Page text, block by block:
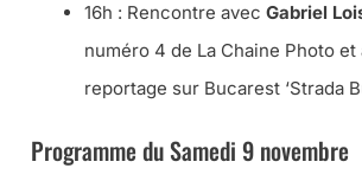
16h : Rencontre avec Gabriel
numéro 4 de La Chaine Photo et
reportage sur Bucarest ‘Strada
Programme du Samedi 9 novembre